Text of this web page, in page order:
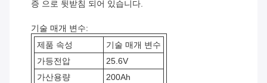
증 으로 뒷받침 되어 있습니다.
기술 매개 변수:
제품 속성
기술 매개 변수
가등전압
25.6V
가산용량
200Ah